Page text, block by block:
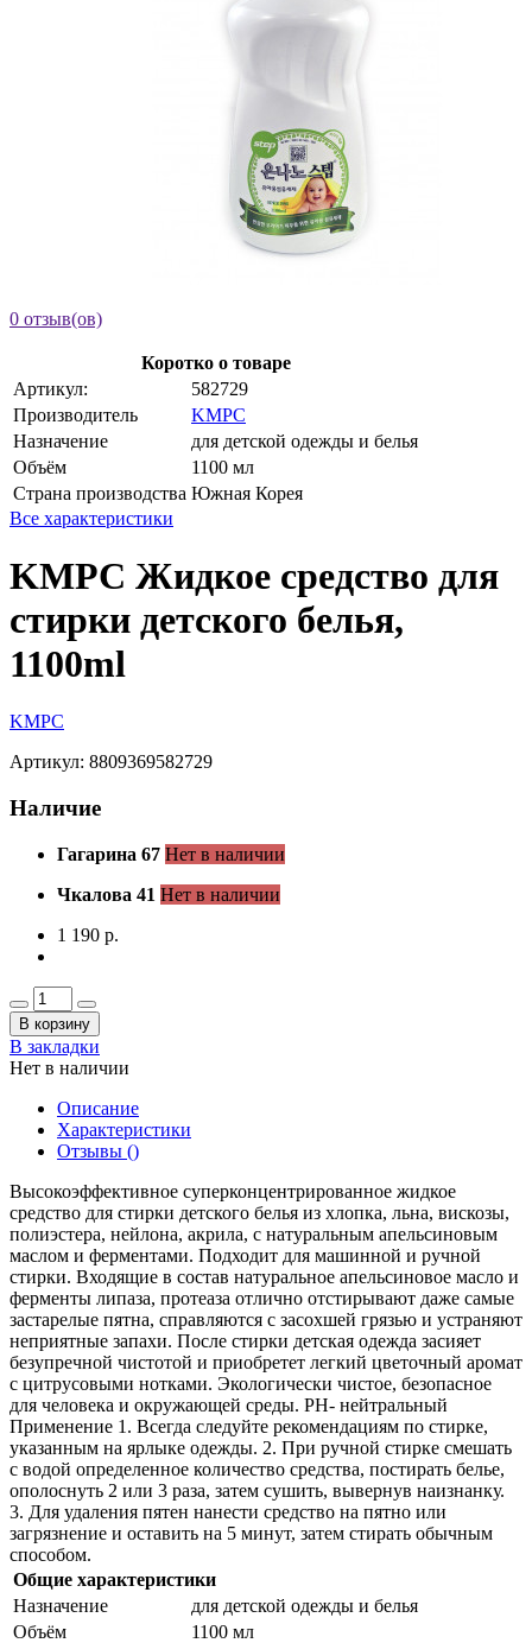
0 отзыв(ов)
Коротко о товаре
Артикул:
582729
Производитель
KMPC
Назначение
для детской одежды и белья
Объём
1100 мл
Страна производства Южная Корея
Все характеристики
KMPC Жидкое средство для
стирки детского белья,
1100ml
KMPC
Артикул: 8809369582729
Наличие
Гагарина 67 Нет в наличии
Чкалова 41 Нет в наличии
1 190 р.
В корзину
В закладки
Нет в наличии
Описание
Характеристики
Отзывы ()
Высокоэффективное суперконцентрированное жидкое
средство для стирки детского белья из хлопка, льна, вискозы,
полиэстера, нейлона, акрила, с натуральным апельсиновым
маслом и ферментами. Подходит для машинной и ручной
стирки. Входящие в состав натуральное апельсиновое масло и
ферменты липаза, протеаза отлично отстирывают даже самые
застарелые пятна, справляются с засохшей грязью и устраняют
неприятные запахи. После стирки детская одежда засияет
безупречной чистотой и приобретет легкий цветочный аромат
с цитрусовыми нотками. Экологически чистое, безопасное
для человека и окружающей среды. PH- нейтральный
Применение 1. Всегда следуйте рекомендациям по стирке,
указанным на ярлыке одежды. 2. При ручной стирке смешать
с водой определенное количество средства, постирать белье,
ополоснуть 2 или 3 раза, затем сушить, вывернув наизнанку.
3. Для удаления пятен нанести средство на пятно или
загрязнение и оставить на 5 минут, затем стирать обычным
способом.
Общие характеристики
Назначение
для детской одежды и белья
Объём
1100 мл